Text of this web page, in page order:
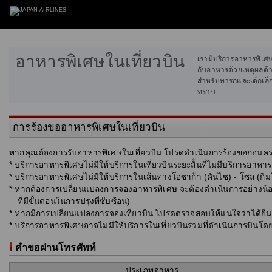
อาหารพิเศษในเที่ยวบิน
เรามีบริการอาหารพิเ
กับอาหารด้วยเหตุผลด้
สำหรับทารกและเด็กเ
ทราบ
การร้องขออาหารพิเศษในเที่ยวบิน
หากคุณต้องการรับอาหารพิเศษในเที่ยวบิน โปรดดำเนินการร้องขอก่อนค
* บริการอาหารพิเศษไม่มีให้บริการในเที่ยวบินระยะสั้นที่ไม่มีบริการอาหาร
* บริการอาหารพิเศษไม่มีให้บริการในเส้นทางโอซาก้า (คันไซ) - โซล (กิ
* หากต้องการเปลี่ยนแปลงการจองอาหารพิเศษ จะต้องดำเนินการอย่าง
ที่มีขั้นตอนในการปรุงที่ซับซ้อน)
* หากมีการเปลี่ยนแปลงการจองเที่ยวบิน โปรดตรวจสอบให้แน่ใจว่าได้
* บริการอาหารพิเศษอาจไม่มีให้บริการในเที่ยวบินร่วมที่ดำเนินการบินโด
คำขอผ่านโทรศัพท์